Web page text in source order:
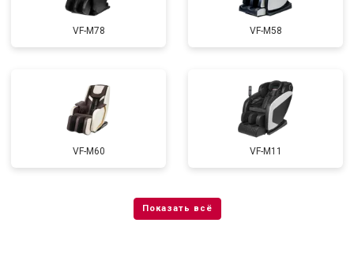
VF-M78 VF-M58
VF-M60 VF-M11